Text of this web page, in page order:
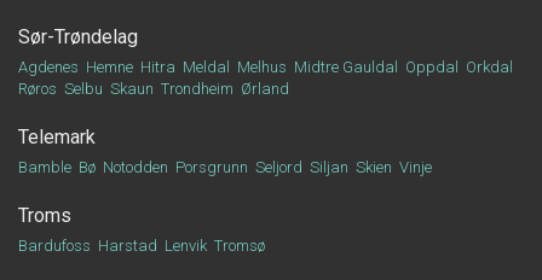
Sør-Trøndelag
Agdenes Hemne Hitra Meldal Melhus Midtre Gauldal Oppdal
Orkdal
Røros Selbu Skaun Trondheim Ørland
Telemark
Bamble Bø Notodden Porsgrunn Seljord Siljan Skien Vinje
Troms
Bardufoss Harstad Lenvik Tromsø